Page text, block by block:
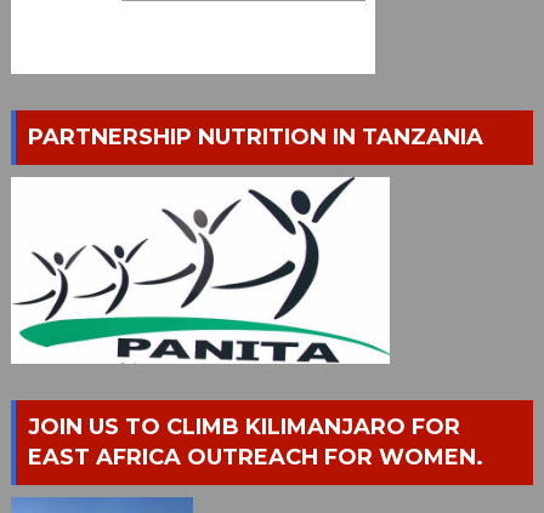
PARTNERSHIP NUTRITION IN TANZANIA
JOIN US TO CLIMB KILIMANJARO FOR
EAST AFRICA OUTREACH FOR WOMEN.